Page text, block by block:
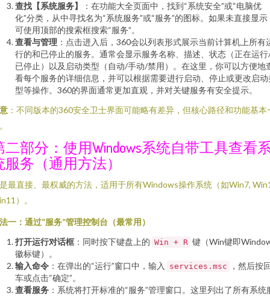
查找【系统服务】
：在功能大全页面中，找到“系统安全”或“电脑优
化”分类，从中寻找名为“系统服务”或“服务”的图标。如果未直接显示
可使用顶部的搜索框搜索“服务”。
查看与管理 ：点击进入后，360会以列表形式展示当前计算机上所有
行的和已停止的服务。通常会显示服务名称、描述、状态（正在运
已停止）以及启动类型（自动/手动/禁用）。在这里，你可以方便地
看每个服务的详细信息，并可以根据需要进行启动、停止或更改启动
型等操作。360的界面通常更加直观，并对关键服务有安全提示。
：不同版本的360安全卫士界面可能略有差异，但核心路径和功能基本
二部分：使用Windows系统自带工具查看
服务（通用方法）
最直接、最权威的方法，适用于所有Windows操作系统（如Win7,
）。
一：通过“服务”管理控制台（最常用）
打开运行对话框 ：同时按下键盘上的 Win + R 键（Win键即
徽标键）。
输入命令 ：在弹出的“运行”窗口中，输入 services.msc
，然后按
车或点击“确定”。
查看服务 ：系统将打开标准的“服务”管理窗口。这里列出了所有系统